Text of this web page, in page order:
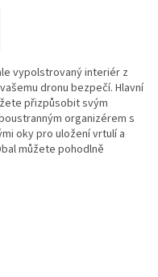
vypolstrovaný interiér z
dronu bezpečí. Hlavní
přizpůsobit svým
organizérem s
oky pro uložení vrtulí a
můžete pohodlně